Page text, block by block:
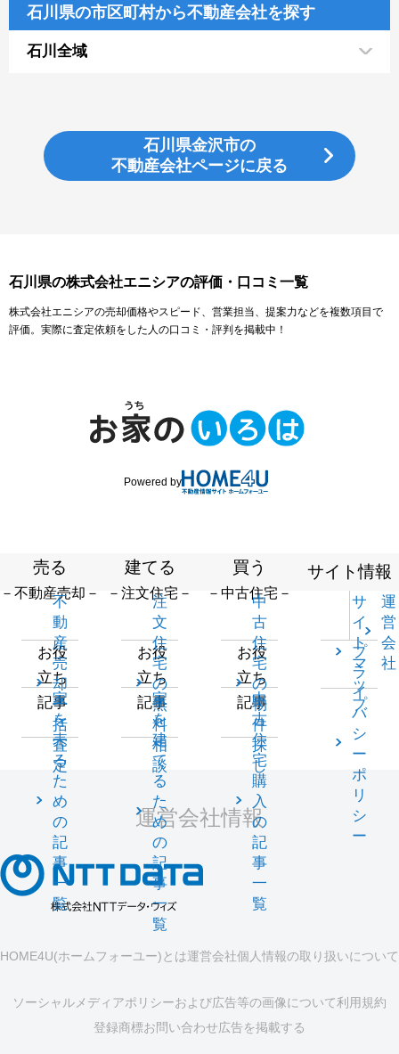
石川県の市区町村から不動産会社を探す
石川全域
石川県金沢市の
不動産会社ページに戻る
石川県の株式会社エニシアの評価・口コミ一覧
株式会社エニシアの売却価格やスピード、営業担当、提案力などを複数項目で
評価。実際に査定依頼をした人の口コミ・評判を掲載中！
Powered by
売る
－不動産売却－
不
動
産
売
却
一
括
査
定
お役
立ち
記事
家
を
売
る
た
め
の
記
事
一
覧
建てる
－注文住宅－
注
文
住
宅
の
無
料
相
談
お役
立ち
記事
家
を
建
て
る
た
め
の
記
事
一
覧
買う
－中古住宅－
中
古
住
宅
の
物
件
探
し
お役
立ち
記事
中
古
住
宅
購
入
の
記
事
一
覧
サイト情報
サ
イ
ト
マ
ッ
プ
運
営
会
社
プ
ラ
イ
バ
シ
ー
ポ
リ
シ
ー
運営会社情報
HOME4U(ホームフォーユー)とは運営会社個人情報の取り扱いについて
ソーシャルメディアポリシーおよび広告等の画像について利用規約
登録商標お問い合わせ広告を掲載する